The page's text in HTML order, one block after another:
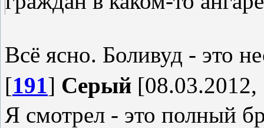
Всё ясно. Боливуд - это
[191] Серый
Я смотрел - это полный